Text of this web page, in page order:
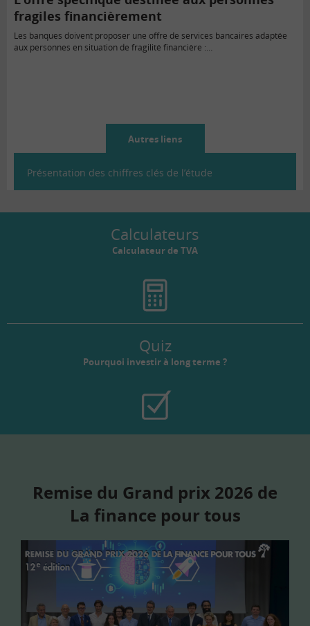
fragiles financièrement
Les banques doivent proposer une offre de services bancaires adaptée
aux personnes en situation de fragilité financière :…
Autres liens
Présentation des chiffres clés de l’étude
Calculateurs
Calculateur de TVA
Quiz
Pourquoi investir à long terme ?
Remise du Grand prix 2026 de
La finance pour tous